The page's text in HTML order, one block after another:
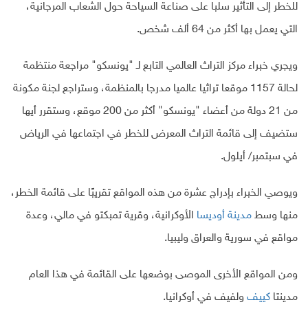
للخطر إلى التأثير سلبا على صناعة السياحة حول الشعاب المرجانية،
التي يعمل بها أكثر من 64 ألف شخص.
ويجري خبراء مركز التراث العالمي التابع لـ "يونسكو" مراجعة منتظمة
لحالة 1157 موقعا تراثيا عالميا مدرجا بالمنظمة، وستراجع لجنة مكونة
من 21 دولة من أعضاء "يونسكو" أكثر من 200 موقع، وستقرر أيها
ستضيف إلى قائمة التراث المعرض للخطر في اجتماعها في الرياض
في سبتمبر/ أيلول.
ويوصي الخبراء بإدراج عشرة من هذه المواقع تقريبًا على قائمة الخطر،
منها وسط مدينة أوديسا الأوكرانية، وقرية تمبكتو في مالي، وعدة
مواقع في سورية والعراق وليبيا.
ومن المواقع الأخرى الموصى بوضعها على القائمة في هذا العام
مدينتا كييف ولفيف في أوكرانيا.